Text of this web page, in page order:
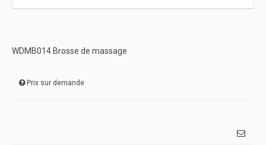
WDMB014 Brosse de massage
Prix sur demande